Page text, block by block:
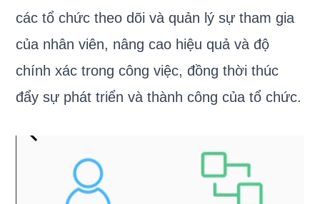
các tổ chức theo dõi và quản lý sự tham gia
của nhân viên, nâng cao hiệu quả và độ
chính xác trong công việc, đồng thời thúc
đẩy sự phát triển và thành công của tổ chức.